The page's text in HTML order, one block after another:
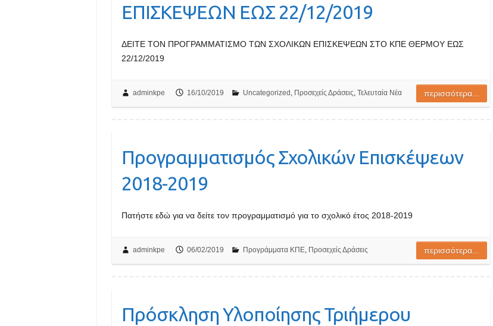
ΕΠΙΣΚΕΨΕΩΝ ΕΩΣ 22/12/2019
ΔΕΙΤΕ ΤΟΝ ΠΡΟΓΡΑΜΜΑΤΙΣΜΟ ΤΩΝ ΣΧΟΛΙΚΩΝ ΕΠΙΣΚΕΨΕΩΝ ΣΤΟ ΚΠΕ ΘΕΡΜΟΥ ΕΩΣ
22/12/2019
adminkpe 16/10/2019 Uncategorized , Προσεχείς Δράσεις, Τελευταία Νέα περισσότερα...
Προγραμματισμός Σχολικών Επισκέψεων
2018-2019
Πατήστε εδώ για να δείτε τον προγραμματισμό για το σχολικό έτος 2018-2019
adminkpe 06/02/2019 Προγράμματα ΚΠΕ, Προσεχείς Δράσεις περισσότερα...
Πρόσκληση Υλοποίησης Τριήμερου